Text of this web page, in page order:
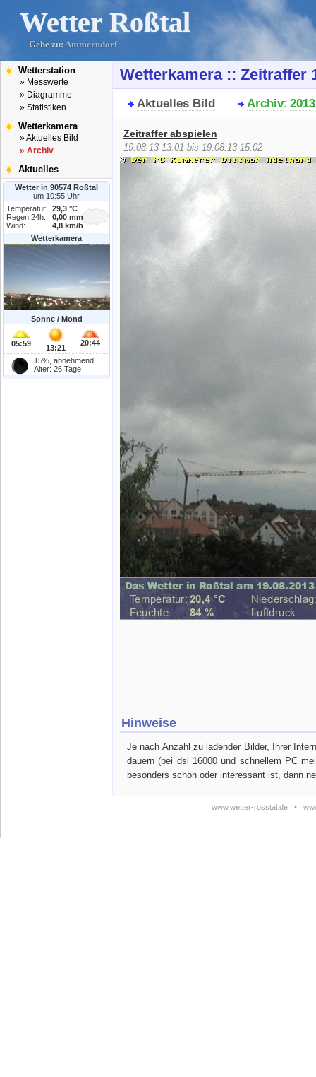
Wetter Roßtal
Gehe zu: Ammerndorf
Wetterstation
» Messwerte
» Diagramme
» Statistiken
Wetterkamera
» Aktuelles Bild
» Archiv
Aktuelles
Wetter in 90574 Roßtal
um 10:55 Uhr
Temperatur:
29,3 °C
Regen 24h:
0,00 mm
Wind:
4,8 km/h
Wetterkamera
Sonne / Mond
05:59 13:21
20:44
15%, abnehmend
Alter: 26 Tage
Wetterkamera :: Zeitraffer
Aktuelles Bild Archiv: 2013
Zeitraffer abspielen
19.08.13 13:01 bis 19.08.13 15:02
Hinweise
Je nach Anzahl zu ladender Bilder, Ihrer
dauern (bei dsl 16000 und schnellem PC
besonders schön oder interessant ist, dann
www.wetter-rosstal.de •